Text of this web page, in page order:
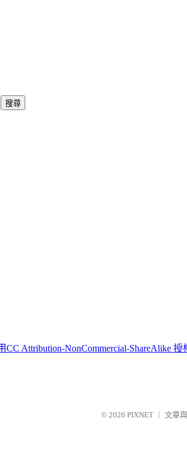
CC Attribution-NonCommercial-ShareAlike 授
© 2026 PIXNET 文章